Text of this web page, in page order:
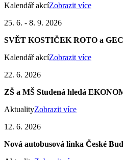
Kalendář akcíZobrazit více
25. 6. - 8. 9. 2026
SVĚT KOSTIČEK ROTO a
Kalendář akcíZobrazit více
22. 6. 2026
ZŠ a MŠ Studená hledá
AktualityZobrazit více
12. 6. 2026
Nová autobusová linka České